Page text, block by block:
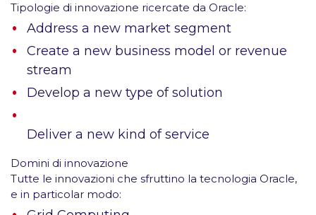
Tipologie di innovazione ricercate da Oracle:
Address a new market segment
Create a new business model or revenue
stream
Develop a new type of solution
Deliver a new kind of service
Domini di innovazione
Tutte le innovazioni che sfruttino la tecnologia Oracle,
e in particolar modo: